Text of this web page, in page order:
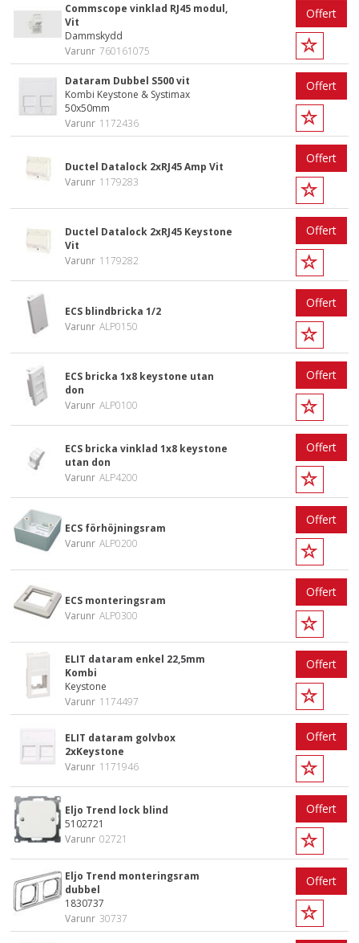
Commscope vinklad RJ45 modul,
Vit
Dammskydd
Varunr 760161075
Offert
Dataram Dubbel S500 vit
Kombi Keystone & Systimax
50x50mm
Varunr 1172436
Offert
Ductel Datalock 2xRJ45 Amp Vit
Varunr 1179283
Offert
Ductel Datalock 2xRJ45 Keystone
Vit
Varunr 1179282
Offert
ECS blindbricka 1/2
Varunr ALP0150
Offert
ECS bricka 1x8 keystone utan
don
Varunr ALP0100
Offert
ECS bricka vinklad 1x8 keystone
utan don
Varunr ALP4200
Offert
ECS förhöjningsram
Varunr ALP0200
Offert
ECS monteringsram
Varunr ALP0300
Offert
ELIT dataram enkel 22,5mm
Kombi
Keystone
Varunr 1174497
Offert
ELIT dataram golvbox
2xKeystone
Varunr 1171946
Offert
Eljo Trend lock blind
5102721
Varunr 02721
Offert
Eljo Trend monteringsram
dubbel
1830737
Varunr 30737
Offert